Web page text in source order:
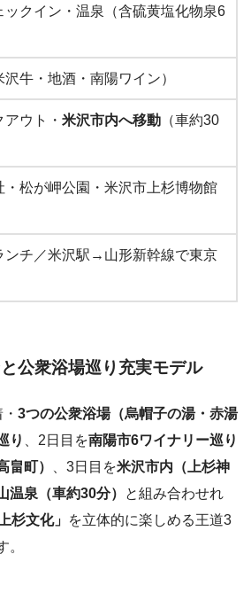
ックイン・温泉（含硫黄塩化物泉6
沢牛・地酒・南陽ワイン）
ウト・ 米沢市内へ移動 （車約30
・松が岬公園・米沢市上杉博物館
ンチ／米沢駅→山形新幹線で東京
公衆浴場巡り充実モデル
3つの公衆浴場（烏帽子の湯・赤湯
り
、2日目を南陽市6ワイナリー巡り
畠町）
、3日目を米沢市内（上杉神
温泉（車約30分）
と組み合わせれ
杉文化」 を立体的に楽しめる王道3
。